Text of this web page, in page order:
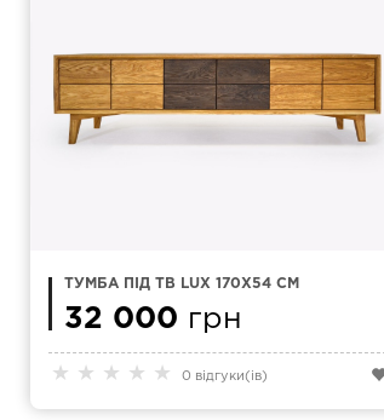
★ ★ ★ ★ ★ 0 відгуки(ів)
ТУМБА ПІД ТВ LUX 170X54 СМ
32 000 грн